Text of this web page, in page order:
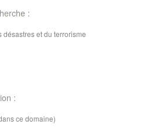
:
et du terrorisme
:
ce domaine)